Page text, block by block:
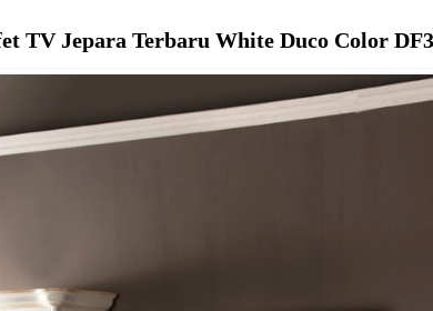
TV Jepara Terbaru White Duco Color